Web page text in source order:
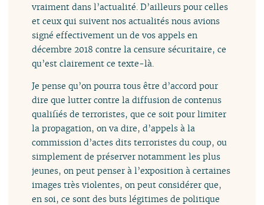
vraiment dans l’actualité. D’ailleurs pour celles
et ceux qui suivent nos actualités nous avions
signé effectivement un de vos appels en
décembre 2018 contre la censure sécuritaire, ce
qu’est clairement ce texte-là.
Je pense qu’on pourra tous être d’accord pour
dire que lutter contre la diffusion de contenus
qualifiés de terroristes, que ce soit pour limiter
la propagation, on va dire, d’appels à la
commission d’actes dits terroristes du coup, ou
simplement de préserver notamment les plus
jeunes, on peut penser à l’exposition à certaines
images très violentes, on peut considérer que,
en soi, ce sont des buts légitimes de politique